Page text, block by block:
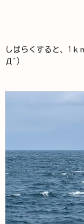
しばらくすると、1ｋ
Дﾟ)